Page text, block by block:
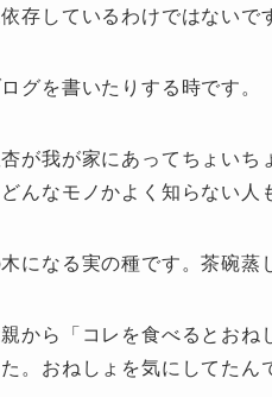
存しているわけではないで
グを書いたりする時です。
が我が家にあってちょい
んなモノかよく知らない人
になる実の種です。茶碗蒸
から「コレを食べるとお
。おねしょを気にしてたん